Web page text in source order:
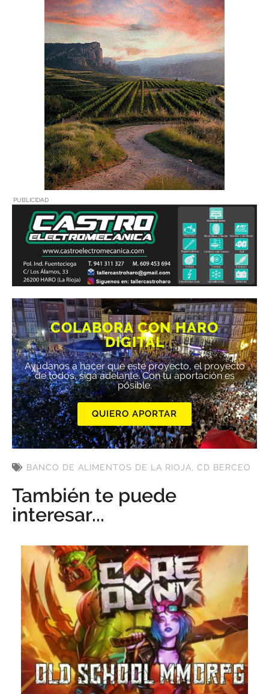
PUBLICIDAD
COLABORA CON HARO
DIGITAL
Ayúdanos a hacer que este proyecto, el proyecto
de todos, siga adelante. Con tu aportación es
posible.
QUIERO APORTAR
BANCO DE ALIMENTOS DE LA RIOJA, CD BERCEO
También te puede
interesar...